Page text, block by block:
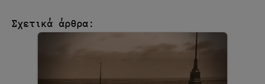
Σχετικά άρθρα: